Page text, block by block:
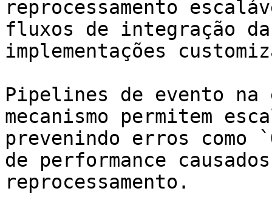
reprocessamento
fluxos de integração
implementações
Pipelines de evento na
mecanismo permitem
prevenindo erros como
de performance
reprocessamento.